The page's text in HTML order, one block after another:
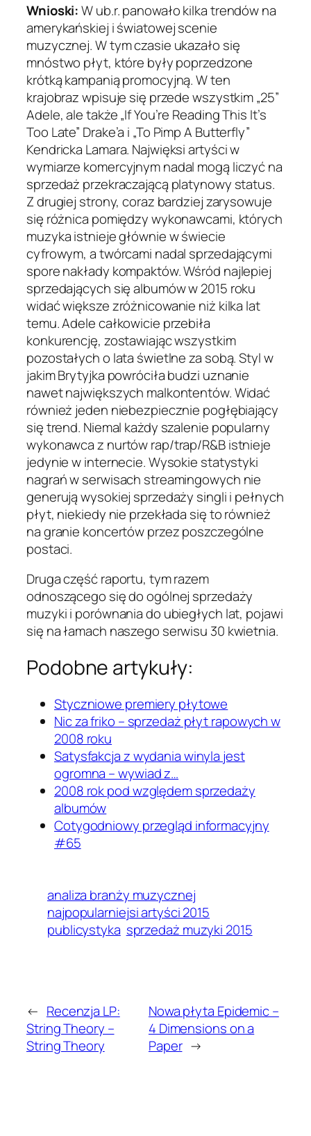
Wnioski:W ub.r. panowało kilka trendów na
amerykańskiej i światowej scenie
muzycznej. W tym czasie ukazało się
mnóstwo płyt, które były poprzedzone
krótką kampanią promocyjną. W ten
krajobraz wpisuje się przede wszystkim „25”
Adele, ale także „If You’re Reading This It’s
Too Late” Drake’a i „To Pimp A Butterfly”
Kendricka Lamara. Najwięksi artyści w
wymiarze komercyjnym nadal mogą liczyć na
sprzedaż przekraczającą platynowy status.
Z drugiej strony, coraz bardziej zarysowuje
się różnica pomiędzy wykonawcami, których
muzyka istnieje głównie w świecie
cyfrowym, a twórcami nadal sprzedającymi
spore nakłady kompaktów. Wśród najlepiej
sprzedających się albumów w 2015 roku
widać większe zróżnicowanie niż kilka lat
temu. Adele całkowicie przebiła
konkurencję, zostawiając wszystkim
pozostałych o lata świetlne za sobą. Styl w
jakim Brytyjka powróciła budzi uznanie
nawet największych malkontentów. Widać
również jeden niebezpiecznie pogłębiający
się trend. Niemal każdy szalenie popularny
wykonawca z nurtów rap/trap/R&B istnieje
jedynie w internecie. Wysokie statystyki
nagrań w serwisach streamingowych nie
generują wysokiej sprzedaży singli i pełnych
płyt, niekiedy nie przekłada się to również
na granie koncertów przez poszczególne
postaci.
Druga część raportu, tym razem
odnoszącego się do ogólnej sprzedaży
muzyki i porównania do ubiegłych lat, pojawi
się na łamach naszego serwisu 30 kwietnia.
Podobne artykuły:
Styczniowe premiery płytowe
Nic za friko – sprzedaż płyt rapowych w
2008 roku
Satysfakcja z wydania winyla jest
ogromna – wywiad z…
2008 rok pod względem sprzedaży
albumów
Cotygodniowy przegląd informacyjny
#65
analiza branży muzycznej
najpopularniejsi artyści 2015
publicystyka sprzedaż muzyki 2015
← Recenzja LP:
String Theory –
String Theory
Nowa płyta Epidemic –
4 Dimensions on a
Paper →